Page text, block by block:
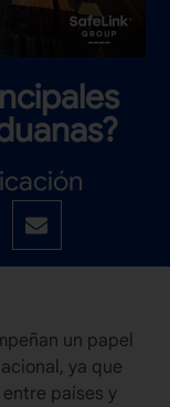
un papel
ya que
países y